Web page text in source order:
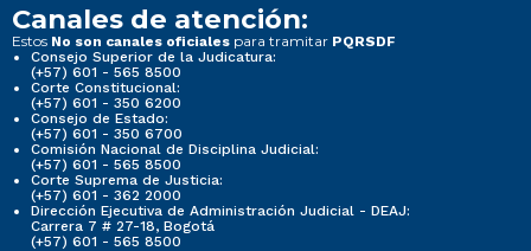
Canales de atención:
Estos No son canales oficiales para tramitar PQRSDF
Consejo Superior de la Judicatura:
(+57) 601 - 565 8500
Corte Constitucional:
(+57) 601 - 350 6200
Consejo de Estado:
(+57) 601 - 350 6700
Comisión Nacional de Disciplina Judicial:
(+57) 601 - 565 8500
Corte Suprema de Justicia:
(+57) 601 - 362 2000
Dirección Ejecutiva de Administración Judicial - DEAJ:
Carrera 7 # 27-18, Bogotá
(+57) 601 - 565 8500